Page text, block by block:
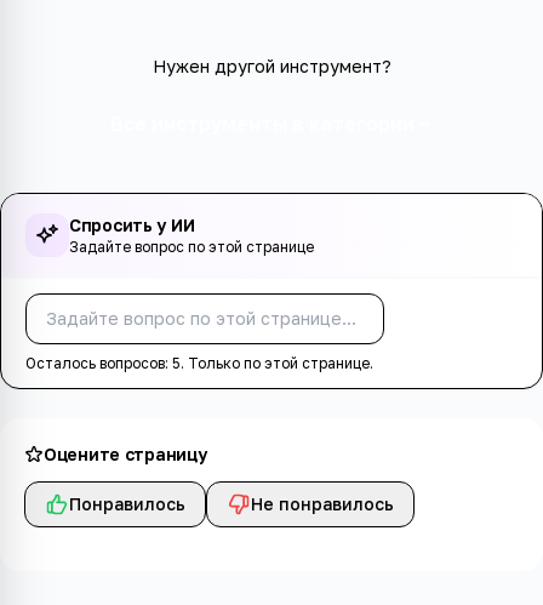
Нужен другой инструмент?
Спросить у ИИ
Задайте вопрос по этой странице
Осталось вопросов: 5. Только по этой странице.
Оцените страницу
Понравилось Не понравилось